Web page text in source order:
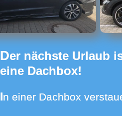
Der nächste Urlaub ist in Planung - aber wohin mit dem Gepäck? Mieten Sie einfach
eine Dachbox!
In einer Dachbox